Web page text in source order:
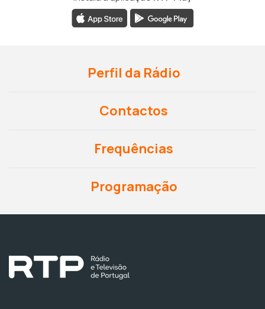
Perfil da Rádio
Contactos
Frequências
Programação